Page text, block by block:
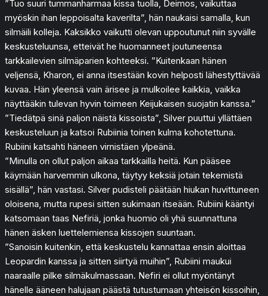
”Tuo suuri tummanharmaa kissa tuolla, Deimos, vaikuttaa
myöskin ihan leppoisalta kaverilta”, hän naukaisi samalla, kun
silmäili kolleja. Kaksikko vaikutti olevan uppoutunut niin syvälle
keskusteluunsa, etteivät he huomanneet joutuneensa
tarkkailevien silmäparien kohteeksi. ”Kuitenkaan hänen
veljensä, Kharon, ei anna itsestään kovin helposti lähestyttävää
kuvaa. Hän yleensä vain ärisee ja mulkoilee kaikkia, vaikka
näyttääkin tulevan hyvin toimeen Keijukaisen suojatin kanssa.”
”Tiedätpä sinä paljon näistä kissoista”, Silver puuttui yllättäen
keskusteluun ja katsoi Rubiinia toinen kulma kohotettuna.
Rubiini katsahti häneen virnistäen ylpeänä.
”Minulla on ollut paljon aikaa tarkkailla heitä. Kun pääsee
käymään harvemmin ulkona, täytyy keksiä jotain tekemistä
sisällä”, hän vastasi. Silver pudisteli päätään hiukan huvittuneen
oloisena, mutta rupesi sitten sukimaan itseään. Rubiini kääntyi
katsomaan taas Nefiriä, jonka huomio oli yhä suunnattuna
hänen äsken luettelemiensa kissojen suuntaan.
”Sanoisin kuitenkin, että keskustelu kannattaa ensin aloittaa
Leopardin kanssa ja sitten siirtyä muihin”, Rubiini maukui
naaraalle pilke silmäkulmassaan. Nefiri ei ollut myöntänyt
hänelle ääneen halujaan päästä tutustumaan yhteisön kissoihin,